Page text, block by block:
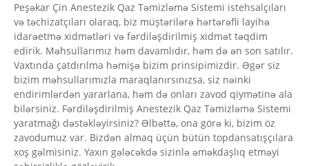
Peşəkar Çin Anestezik Qaz Təmizləmə Sistemi istehsalçıları
və təchizatçıları olaraq, biz müştərilərə hərtərəfli layihə
idarəetmə xidmətləri və fərdiləşdirilmiş xidmət təqdim
edirik. Məhsullarımız həm davamlıdır, həm də ən son satılır.
Vaxtında çatdırılma həmişə bizim prinsipimizdir. Əgər siz
bizim məhsullarımızla maraqlanırsınızsa, siz nəinki
endirimlərdən yararlana, həm də onları zavod qiymətinə ala
bilərsiniz. Fərdiləşdirilmiş Anestezik Qaz Təmizləmə Sistemi
yaratmağı dəstəkləyirsiniz? Əlbəttə, ona görə ki, bizim öz
zavodumuz var. Bizdən almaq üçün bütün topdansatışçılara
xoş gəlmisiniz. Yaxın gələcəkdə sizinlə əməkdaşlıq etməyi